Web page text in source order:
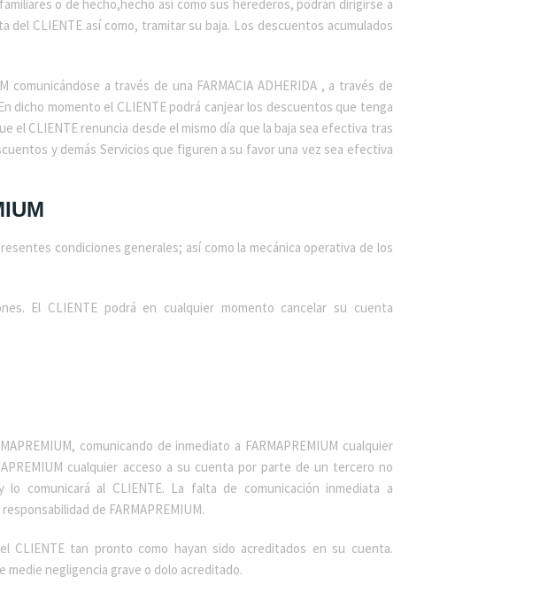
o de hecho,hecho así como sus herederos, podrán dirigirse a
del CLIENTE así como, tramitar su baja. Los descuentos acumulados
comunicándose a través de una FARMACIA ADHERIDA , a través de
dicho momento el CLIENTE podrá canjear los descuentos que tenga
el CLIENTE renuncia desde el mismo día que la baja sea efectiva tras
y demás Servicios que figuren a su favor una vez sea efectiva
condiciones generales; así como la mecánica operativa de los
El CLIENTE podrá en cualquier momento cancelar su cuenta
comunicando de inmediato a FARMAPREMIUM cualquier
cualquier acceso a su cuenta por parte de un tercero no
comunicará al CLIENTE. La falta de comunicación inmediata a
de FARMAPREMIUM.
CLIENTE tan pronto como hayan sido acreditados en su cuenta.
medie negligencia grave o dolo acreditado.